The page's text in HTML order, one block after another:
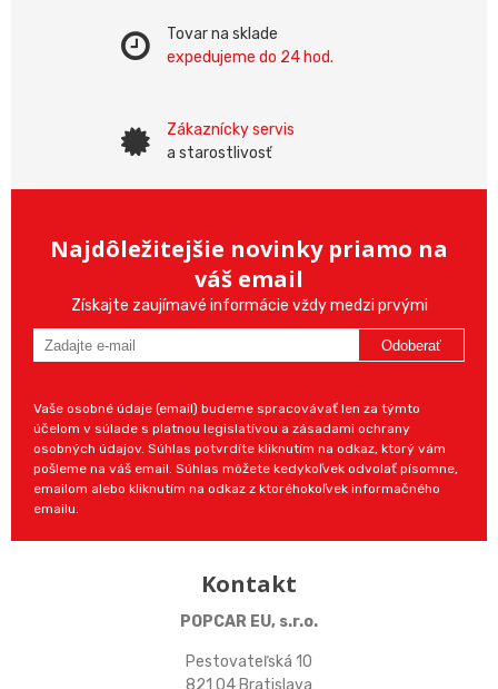
Tovar na sklade
expedujeme do 24 hod.
Zákaznícky servis
a starostlivosť
Najdôležitejšie novinky priamo na
váš email
Získajte zaujímavé informácie vždy medzi prvými
Odoberať
Vaše osobné údaje (email) budeme spracovávať len za týmto
účelom v súlade s platnou legislatívou a zásadami ochrany
osobných údajov. Súhlas potvrdíte kliknutím na odkaz, ktorý vám
pošleme na váš email. Súhlas môžete kedykoľvek odvolať písomne,
emailom alebo kliknutím na odkaz z ktoréhokoľvek informačného
emailu.
Kontakt
POPCAR EU, s.r.o.
Pestovateľská 10
821 04 Bratislava